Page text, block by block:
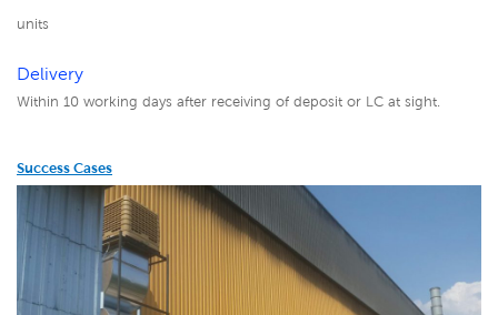
units
Delivery
Within 10 working days after receiving of deposit or LC at sight.
Success Cases